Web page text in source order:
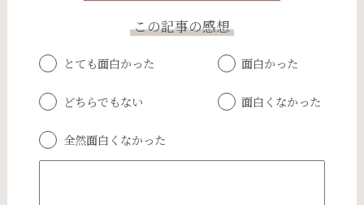
この記事の感想
とても面白かった 面白かった
どちらでもない 面白くなかった
全然面白くなかった